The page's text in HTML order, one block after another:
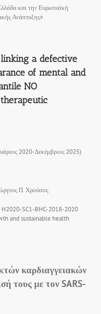
και την Ευρωπαϊκή
Ανάπτυξης»
a defective
of mental and
NO
2020-Δεκέμβριος 2025)
Π. Χρούσος
SC1-BHC-2018-2020
and sustainable health
καρδιαγγειακών
τους με τον SARS-